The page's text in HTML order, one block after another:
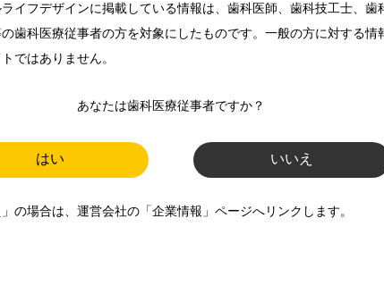
イフデザインに掲載している情報は、歯科医師、歯科技工士、歯
歯科医療従事者の方を対象にしたものです。一般の方に対する情
ではありません。
あなたは歯科医療従事者ですか？
はい いいえ
」の場合は、運営会社の「企業情報」ページへリンクします。
メールマガジンでお届け
合わせた内容のメールマガジンを
お届けします。